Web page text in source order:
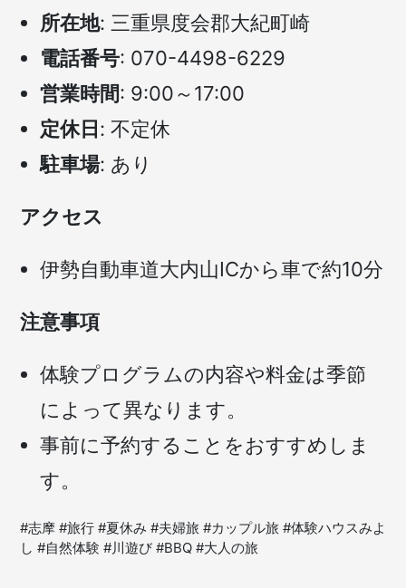
所在地: 三重県度会郡大紀町崎
電話番号: 070-4498-6229
営業時間: 9:00～17:00
定休日: 不定休
駐車場: あり
アクセス
伊勢自動車道大内山ICから車で約10分
注意事項
体験プログラムの内容や料金は季節
によって異なります。
事前に予約することをおすすめしま
す。
#志摩 #旅行 #夏休み #夫婦旅 #カップル旅 #体験ハウスみよ
し #自然体験 #川遊び #BBQ #大人の旅